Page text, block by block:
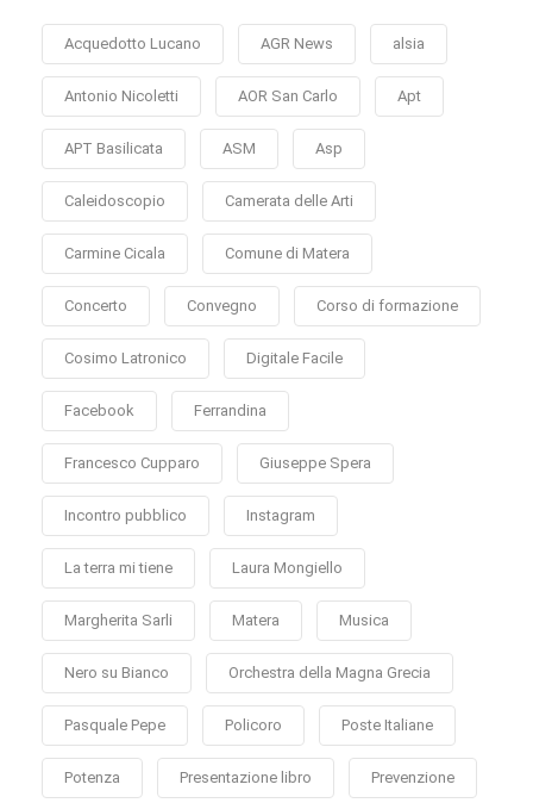
Acquedotto Lucano AGR News alsia
Antonio Nicoletti AOR San Carlo Apt
APT Basilicata ASM Asp
Caleidoscopio Camerata delle Arti
Carmine Cicala Comune di Matera
Concerto Convegno Corso di formazione
Cosimo Latronico Digitale Facile
Facebook Ferrandina
Francesco Cupparo Giuseppe Spera
Incontro pubblico Instagram
La terra mi tiene Laura Mongiello
Margherita Sarli Matera Musica
Nero su Bianco Orchestra della Magna Grecia
Pasquale Pepe Policoro Poste Italiane
Potenza Presentazione libro Prevenzione